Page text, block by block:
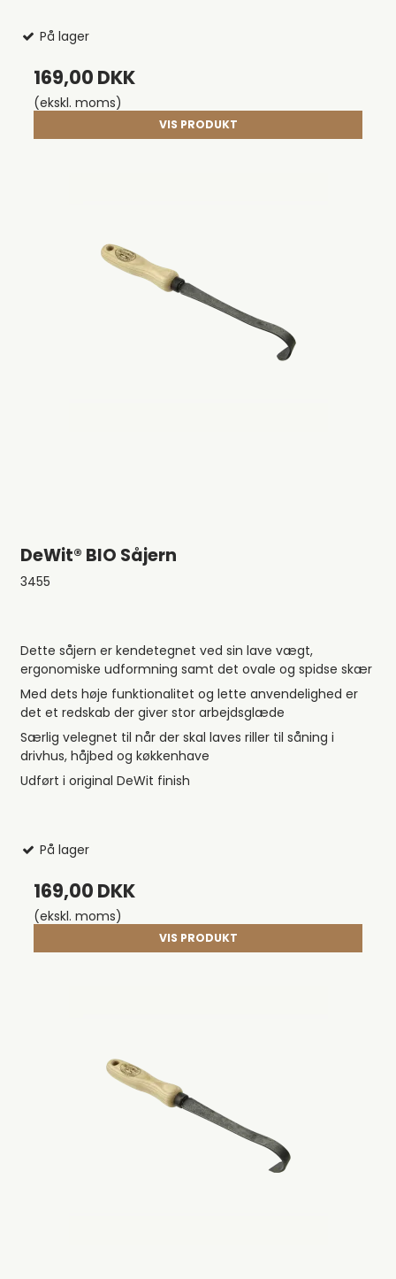
På lager
169,00 DKK
(ekskl. moms)
VIS PRODUKT
DeWit® BIO Såjern
3455
Dette såjern er kendetegnet ved sin lave vægt,
ergonomiske udformning samt det ovale og spidse skær
Med dets høje funktionalitet og lette anvendelighed er
det et redskab der giver stor arbejdsglæde
Særlig velegnet til når der skal laves riller til såning i
drivhus, håjbed og køkkenhave
Udført i original DeWit finish
På lager
169,00 DKK
(ekskl. moms)
VIS PRODUKT